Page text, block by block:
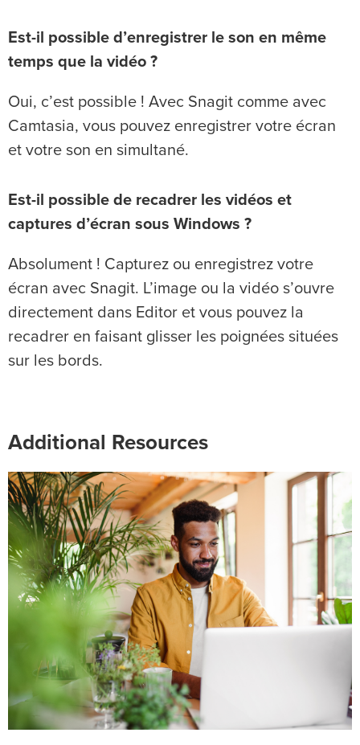
Est-il possible d’enregistrer le son en même
temps que la vidéo ?
Oui, c’est possible ! Avec Snagit comme avec
Camtasia, vous pouvez enregistrer votre écran
et votre son en simultané.
Est-il possible de recadrer les vidéos et
captures d’écran sous Windows ?
Absolument ! Capturez ou enregistrez votre
écran avec Snagit. L’image ou la vidéo s’ouvre
directement dans Editor et vous pouvez la
recadrer en faisant glisser les poignées situées
sur les bords.
Additional Resources